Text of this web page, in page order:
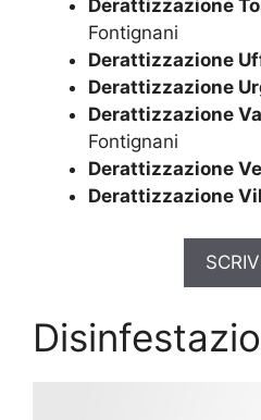
Derattizzazione
Fontignani
Derattizzazione
Derattizzazione
Derattizzazione
Fontignani
Derattizzazione
Derattizzazione